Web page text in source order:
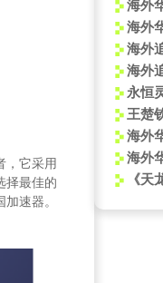
，它采用
择最佳的
速器。
永恒